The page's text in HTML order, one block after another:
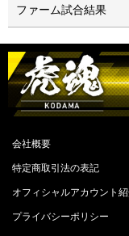
ファーム試合結果
会社概要
特定商取引法の表記
オフィシャルアカウント
プライバシーポリシー